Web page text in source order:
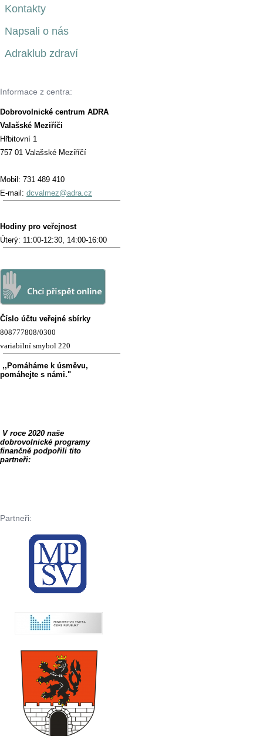
Kontakty
Napsali o nás
Adraklub zdraví
Informace z centra:
Dobrovolnické centrum ADRA
Valašské Meziříči
Hřbitovní 1
757 01 Valašské Meziříčí
Mobil: 731 489 410
E-mail: dcvalmez@adra.cz
Hodiny pro veřejnost
Úterý: 11:00-12:30, 14:00-16:00
Číslo účtu veřejné sbírky
808777808/0300
variabilní smybol 220
,,Pomáháme k úsměvu,
pomáhejte s námi."
V roce 2020 naše
dobrovolnické programy
finančně podpořili tito
partneři:
Partneři: